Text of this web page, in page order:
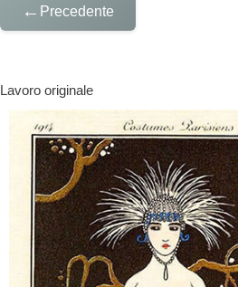
← Precedente
Lavoro originale